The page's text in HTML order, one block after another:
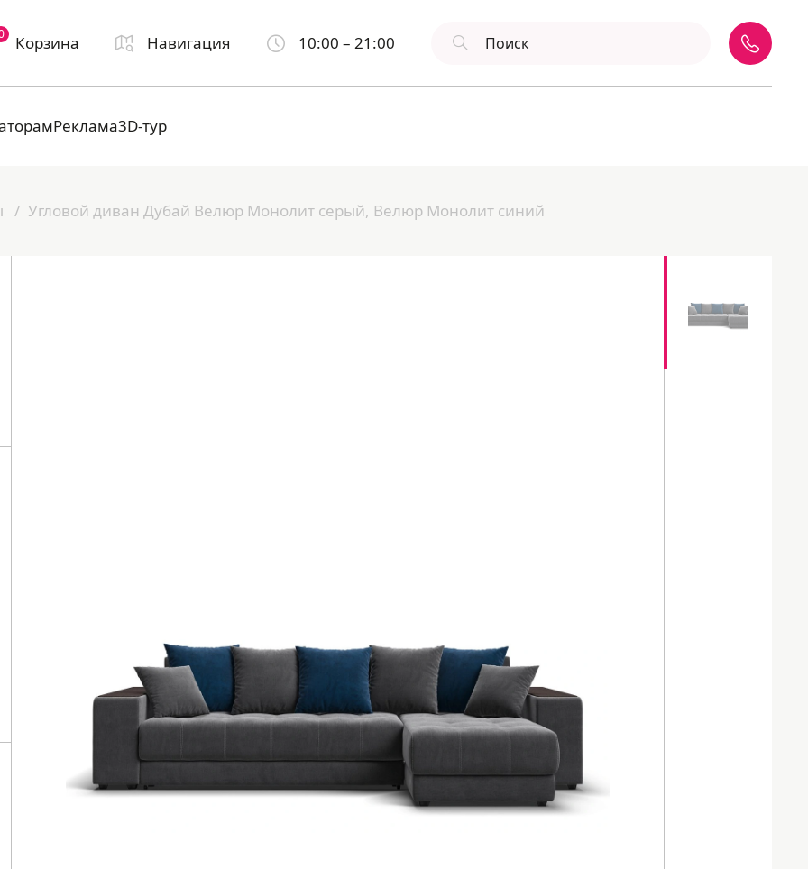
Корзина Навигация 10:00 – 21:00
Реклама3D-тур
Угловой диван Дубай Велюр Монолит серый, Велюр Монолит синий